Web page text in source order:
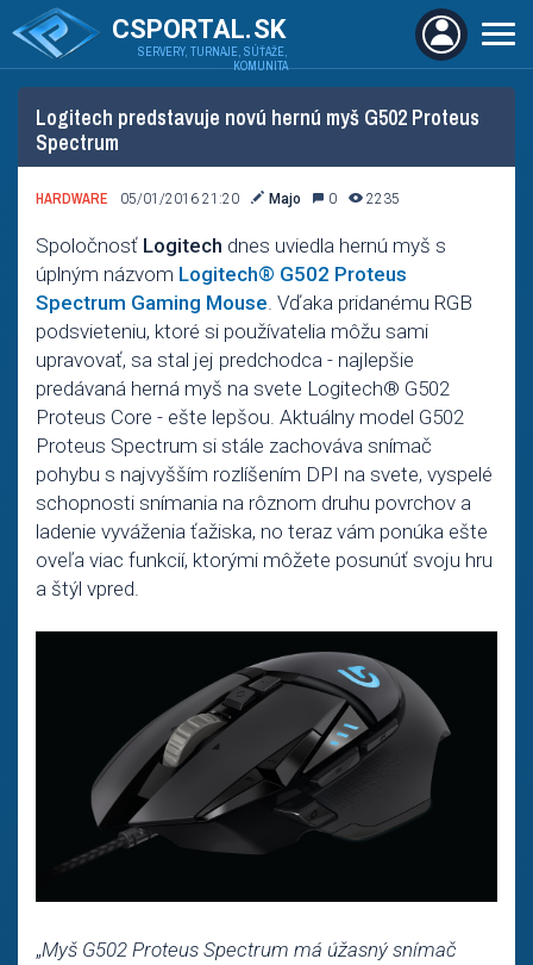
CSPORTAL.SK
SERVERY, TURNAJE, SÚŤAŽE,
KOMUNITA
Logitech predstavuje novú hernú myš G502 Proteus
Spectrum
HARDWARE 05/01/2016 21:20 Majo 0 2235
Spoločnosť Logitech dnes uviedla hernú myš s
úplným názvom Logitech® G502 Proteus
Spectrum Gaming Mouse. Vďaka pridanému RGB
podsvieteniu, ktoré si používatelia môžu sami
upravovať, sa stal jej predchodca - najlepšie
predávaná herná myš na svete Logitech® G502
Proteus Core - ešte lepšou. Aktuálny model G502
Proteus Spectrum si stále zachováva snímač
pohybu s najvyšším rozlíšením DPI na svete, vyspelé
schopnosti snímania na rôznom druhu povrchov a
ladenie vyváženia ťažiska, no teraz vám ponúka ešte
oveľa viac funkcií, ktorými môžete posunúť svoju hru
a štýl vpred.
„Myš G502 Proteus Spectrum má úžasný snímač